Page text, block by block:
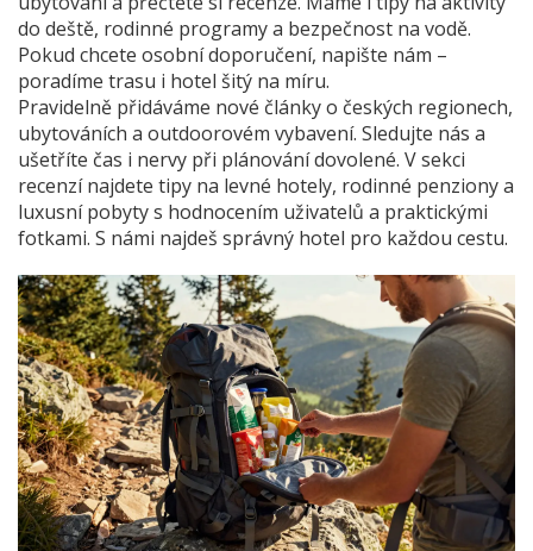
do deště, rodinné programy a bezpečnost na vodě.
Pokud chcete osobní doporučení, napište nám –
poradíme trasu i hotel šitý na míru.
Pravidelně přidáváme nové články o českých regionech,
ubytováních a outdoorovém vybavení. Sledujte nás a
ušetříte čas i nervy při plánování dovolené. V sekci
recenzí najdete tipy na levné hotely, rodinné penziony a
luxusní pobyty s hodnocením uživatelů a praktickými
fotkami. S námi najdeš správný hotel pro každou cestu.